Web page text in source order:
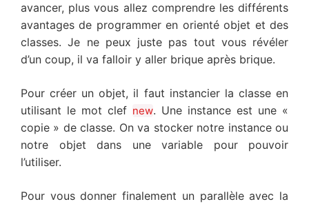
avancer, plus vous allez comprendre les différents
avantages de programmer en orienté objet et des
classes. Je ne peux juste pas tout vous révéler
d’un coup, il va falloir y aller brique après brique.
Pour créer un objet, il faut instancier la classe en
utilisant le mot clef new. Une instance est une «
copie » de classe. On va stocker notre instance ou
notre objet dans une variable pour pouvoir
l’utiliser.
Pour vous donner finalement un parallèle avec la